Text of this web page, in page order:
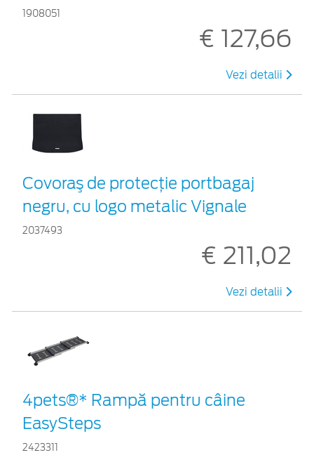
1908051
€ 127,66
Vezi detalii
Covoraş de protecţie portbagaj
negru, cu logo metalic Vignale
2037493
€ 211,02
Vezi detalii
4pets®* Rampă pentru câine
EasySteps
2423311